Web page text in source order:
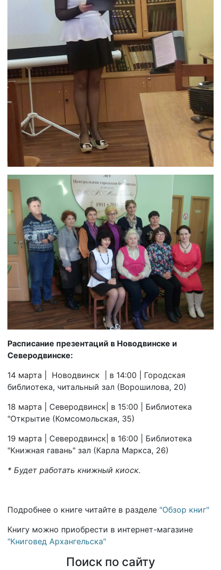
Расписание презентаций в Новодвинске и
Северодвинске:
14 марта | Новодвинск | в 14:00 | Городская
библиотека, читальный зал (Ворошилова, 20)
18 марта | Северодвинск| в 15:00 | Библиотека
"Открытие (Комсомольская, 35)
19 марта | Северодвинск| в 16:00 | Библиотека
"Книжная гавань" зал (Карла Маркса, 26)
* Будет работать книжный киоск.
Подробнее о книге читайте в разделе "Обзор книг"
Книгу можно приобрести в интернет-магазине
"Книговед Архангельска"
Поиск по сайту